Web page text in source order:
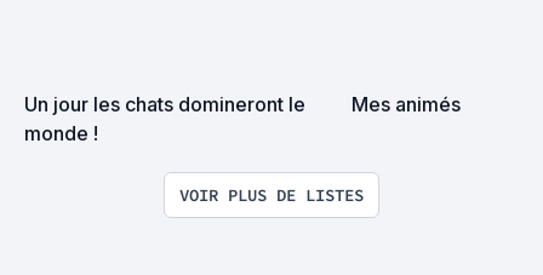
Un jour les chats domineront le
monde !
Mes animés
VOIR PLUS DE LISTES